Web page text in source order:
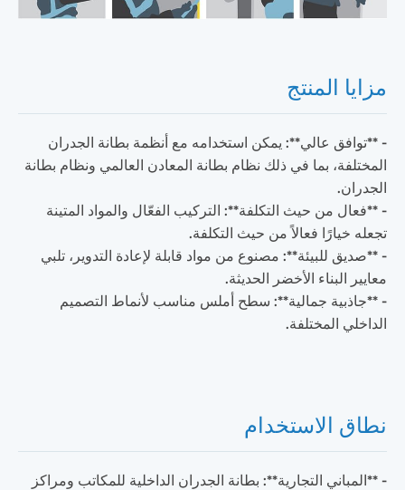
مزايا المنتج
- **توافق عالي**: يمكن استخدامه مع أنظمة بطانة الجدران
المختلفة، بما في ذلك نظام بطانة المعادن العالمي ونظام بطانة
الجدران.
- **فعال من حيث التكلفة**: التركيب الفعّال والمواد المتينة
تجعله خيارًا فعالاً من حيث التكلفة.
- **صديق للبيئة**: مصنوع من مواد قابلة لإعادة التدوير، تلبي
معايير البناء الأخضر الحديثة.
- **جاذبية جمالية**: سطح أملس مناسب لأنماط التصميم
الداخلي المختلفة.
نطاق الاستخدام
- **المباني التجارية**: بطانة الجدران الداخلية للمكاتب ومراكز